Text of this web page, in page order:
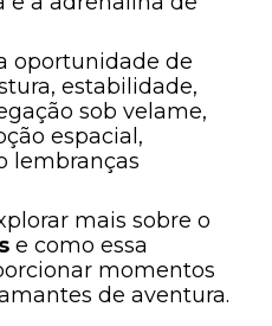
oportunidade de
estabilidade,
sob velame,
espacial,
lembranças
mais sobre o
e como essa
momentos
de aventura.